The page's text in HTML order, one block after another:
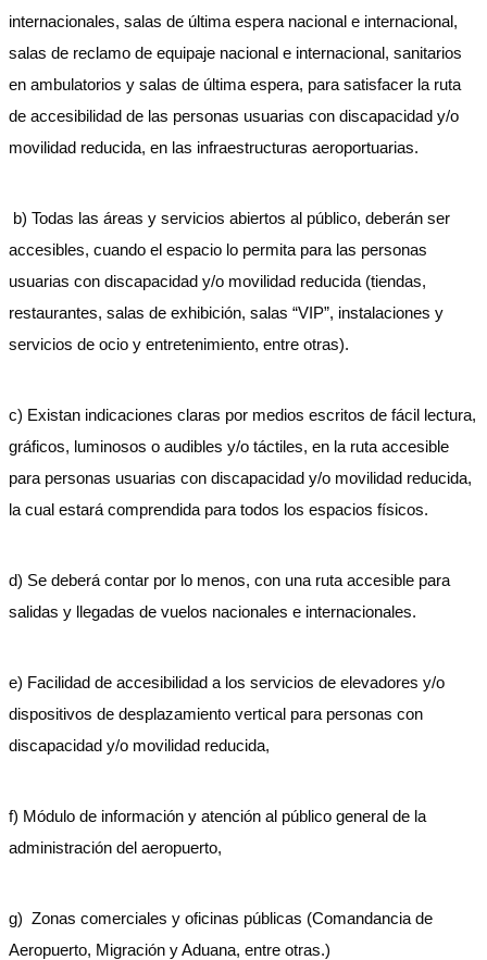
internacionales, salas de última espera nacional e internacional,
salas de reclamo de equipaje nacional e internacional, sanitarios
en ambulatorios y salas de última espera, para satisfacer la ruta
de accesibilidad de las personas usuarias con discapacidad y/o
movilidad reducida, en las infraestructuras aeroportuarias.
b) Todas las áreas y servicios abiertos al público, deberán ser
accesibles, cuando el espacio lo permita para las personas
usuarias con discapacidad y/o movilidad reducida (tiendas,
restaurantes, salas de exhibición, salas “VIP”, instalaciones y
servicios de ocio y entretenimiento, entre otras).
c) Existan indicaciones claras por medios escritos de fácil lectura,
gráficos, luminosos o audibles y/o táctiles, en la ruta accesible
para personas usuarias con discapacidad y/o movilidad reducida,
la cual estará comprendida para todos los espacios físicos.
d) Se deberá contar por lo menos, con una ruta accesible para
salidas y llegadas de vuelos nacionales e internacionales.
e) Facilidad de accesibilidad a los servicios de elevadores y/o
dispositivos de desplazamiento vertical para personas con
discapacidad y/o movilidad reducida,
f) Módulo de información y atención al público general de la
administración del aeropuerto,
g) Zonas comerciales y oficinas públicas (Comandancia de
Aeropuerto, Migración y Aduana, entre otras.)